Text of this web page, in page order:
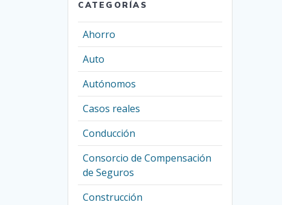
CATEGORÍAS
Ahorro
Auto
Autónomos
Casos reales
Conducción
Consorcio de Compensación
de Seguros
Construcción